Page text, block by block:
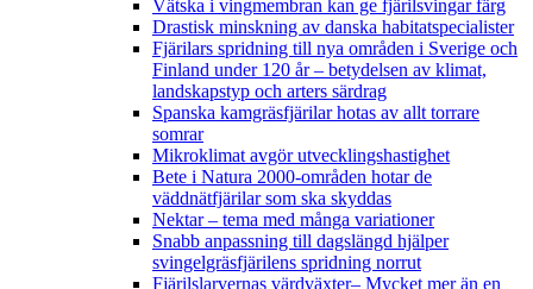
Vätska i vingmembran kan ge fjärilsvingar färg
Drastisk minskning av danska habitatspecialister
Fjärilars spridning till nya områden i Sverige och
Finland under 120 år– betydelsen av klimat,
landskapstyp och arters särdrag
Spanska kamgräsfjärilar hotas av allt torrare
somrar
Mikroklimat avgör utvecklingshastighet
Bete i Natura 2000-områden hotar de
väddnätfjärilar som ska skyddas
Nektar – tema med många variationer
Snabb anpassning till dagslängd hjälper
svingelgräsfjärilens spridning norrut
Fjärilslarvernas värdväxter– Mycket mer än en